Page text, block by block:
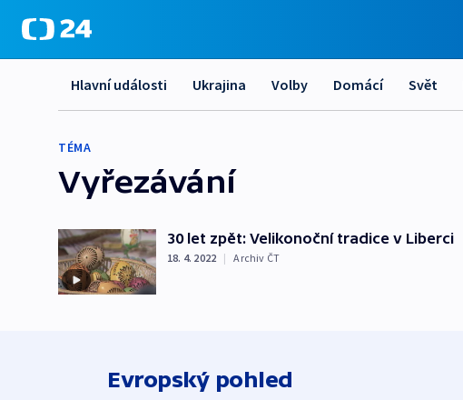
Hlavní události Ukrajina Volby Domácí Svět
TÉMA
Vyřezávání
30 let zpět: Velikonoční tradice v Liberci
18. 4. 2022 | Archiv ČT
Evropský pohled